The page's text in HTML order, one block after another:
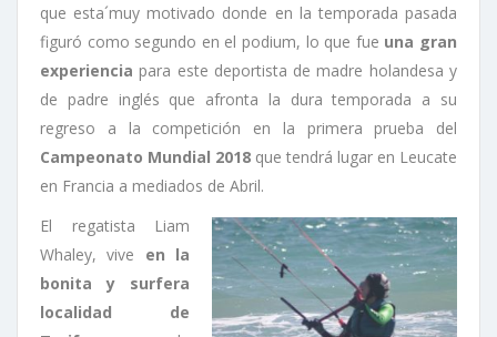
que esta´muy motivado donde en la temporada pasada
figuró como segundo en el podium, lo que fue una gran
experiencia para este deportista de madre holandesa y
de padre inglés que afronta la dura temporada a su
regreso a la competición en la primera prueba del
Campeonato Mundial 2018 que tendrá lugar en Leucate
en Francia a mediados de Abril.
El regatista Liam
Whaley, vive en la
bonita y surfera
localidad de